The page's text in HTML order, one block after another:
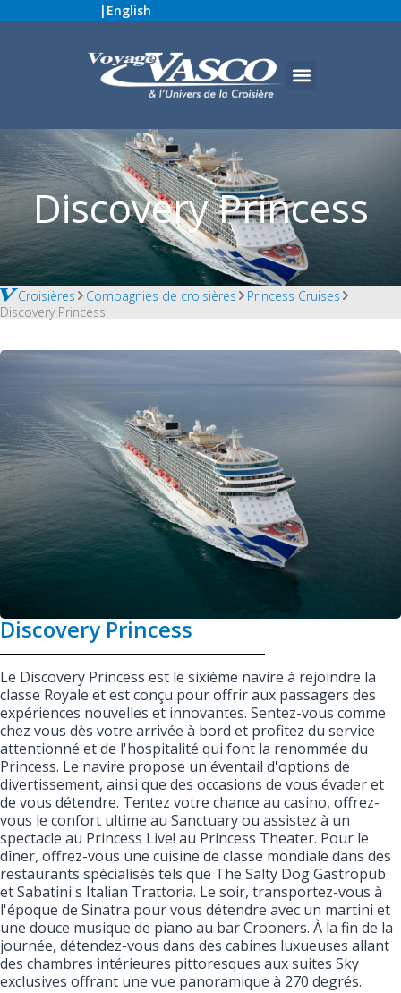
| English
Discovery Princess
Croisières Compagnies de croisières
Princess Cruises
Discovery Princess
Discovery Princess
Le Discovery Princess est le sixième navire à rejoindre la
classe Royale et est conçu pour offrir aux passagers des
expériences nouvelles et innovantes. Sentez-vous comme
chez vous dès votre arrivée à bord et profitez du service
attentionné et de l'hospitalité qui font la renommée du
Princess. Le navire propose un éventail d'options de
divertissement, ainsi que des occasions de vous évader et
de vous détendre. Tentez votre chance au casino, offrez-
vous le confort ultime au Sanctuary ou assistez à un
spectacle au Princess Live! au Princess Theater. Pour le
dîner, offrez-vous une cuisine de classe mondiale dans des
restaurants spécialisés tels que The Salty Dog Gastropub
et Sabatini's Italian Trattoria. Le soir, transportez-vous à
l'époque de Sinatra pour vous détendre avec un martini et
une douce musique de piano au bar Crooners. À la fin de la
journée, détendez-vous dans des cabines luxueuses allant
des chambres intérieures pittoresques aux suites Sky
exclusives offrant une vue panoramique à 270 degrés.